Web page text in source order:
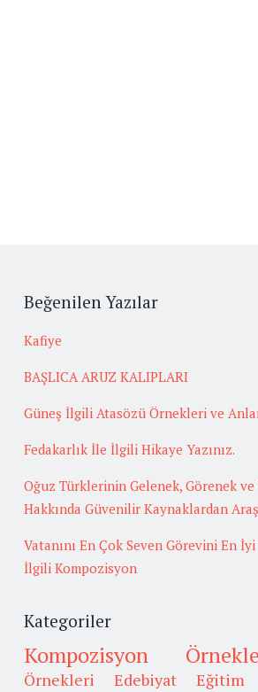
Beğenilen Yazılar
Kafiye
BAŞLICA ARUZ KALIPLARI
Güneş İlgili Atasözü Örnekleri ve
Fedakarlık İle İlgili Hikaye Yazınız.
Oğuz Türklerinin Gelenek, Görenek ve
Hakkında Güvenilir Kaynaklardan
Vatanını En Çok Seven Görevini En
İlgili Kompozisyon
Kategoriler
Kompozisyon
Örnekleri
Edebiyat Eğitim